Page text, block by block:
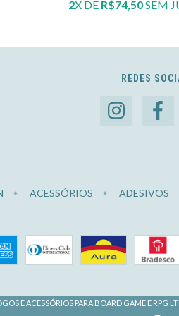
2X DE R$74,50SEM
REDES
ACESSÓRIOS ADESIVOS
E ACESSÓRIOS PARA BOARD GAME E